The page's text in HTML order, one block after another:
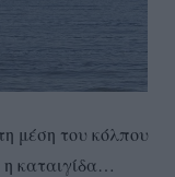
μέση του κόλπου
καταιγίδα…